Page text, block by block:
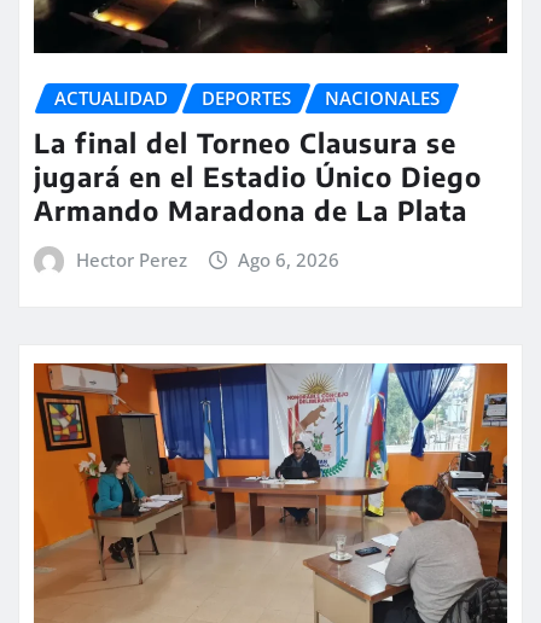
ACTUALIDAD DEPORTES NACIONALES
La final del Torneo Clausura se
jugará en el Estadio Único Diego
Armando Maradona de La Plata
Hector Perez Ago 6, 2026